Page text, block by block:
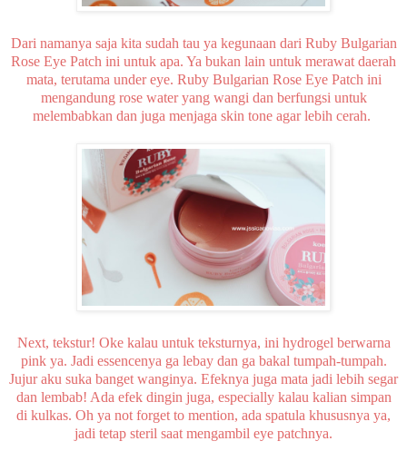
Dari namanya saja kita sudah tau ya kegunaan dari Ruby Bulgarian
Rose Eye Patch ini untuk apa. Ya bukan lain untuk merawat daerah
mata, terutama under eye. Ruby Bulgarian Rose Eye Patch ini
mengandung rose water yang wangi dan berfungsi untuk
melembabkan dan juga menjaga skin tone agar lebih cerah.
Next, tekstur! Oke kalau untuk teksturnya, ini hydrogel berwarna
pink ya. Jadi essencenya ga lebay dan ga bakal tumpah-tumpah.
Jujur aku suka banget wanginya. Efeknya juga mata jadi lebih segar
dan lembab! Ada efek dingin juga, especially kalau kalian simpan
di kulkas. Oh ya not forget to mention, ada spatula khususnya ya,
jadi tetap steril saat mengambil eye patchnya.